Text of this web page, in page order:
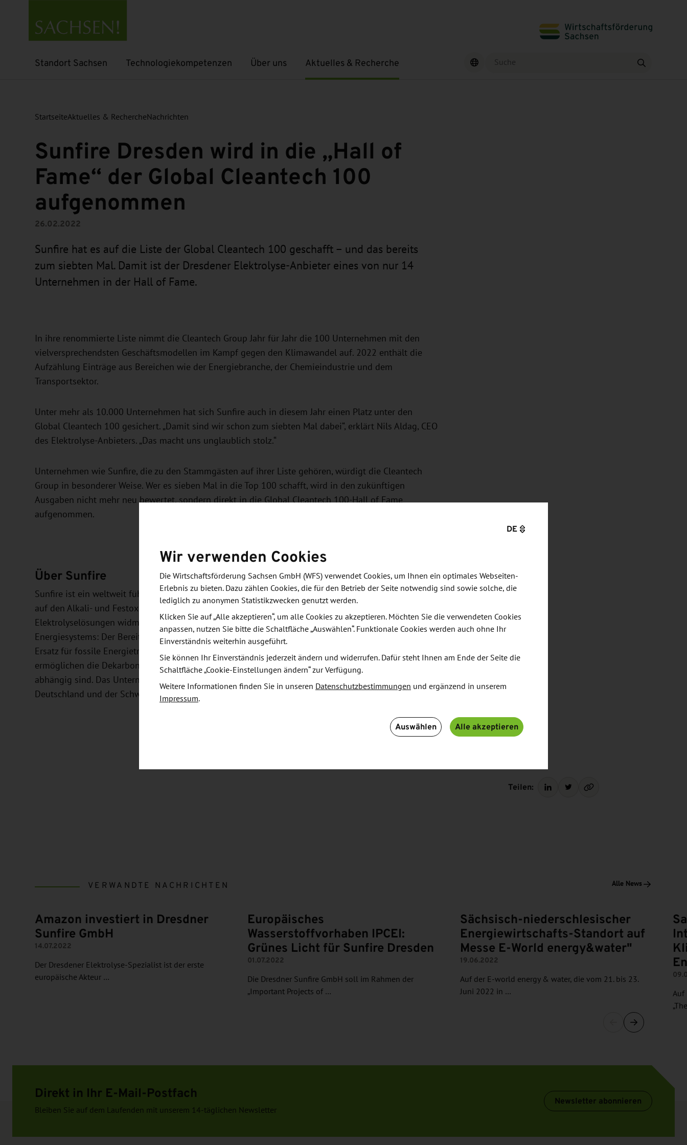
Standort Sachsen
Untermenü öffnen Technologiekompetenzen
Untermenü öffnen Über uns
Untermenü öffnenAktuelles & Recherche
Untermenü öffnen Finden
StartseiteAktuelles & RechercheNachrichten
Sunfire Dresden wird in die „Hall of
Fame“ der Global Cleantech 100
aufgenommen
26.02.2022
Sunfire hat es auf die Liste der Global Cleantech 100 geschafft – und das bereits
zum siebten Mal. Damit ist der Dresdener Elektrolyse-Anbieter eines von nur 14
Unternehmen in der Hall of Fame.
In ihre renommierte Liste nimmt die Cleantech Group Jahr für Jahr die 100 Unternehmen mit den
vielversprechendsten Geschäftsmodellen im Kampf gegen den Klimawandel auf. 2022 enthält die
Aufzählung Einträge aus Bereichen wie der Energiebranche, der Chemieindustrie und dem
Transportsektor.
Unter mehr als 10.000 Unternehmen hat sich Sunfire auch in diesem Jahr einen Platz unter den
Global Cleantech 100 gesichert. „Damit sind wir schon zum siebten Mal dabei“, erklärt Nils Aldag, CEO
des Elektrolyse-Anbieters. „Das macht uns unglaublich stolz.“
Unternehmen wie Sunfire, die zu den Stammgästen auf ihrer Liste gehören, würdigt die Cleantech
Group in besonderer Weise. Wer es sieben Mal in die Top 100 schafft, wird in den zukünftigen
Ausgaben nicht mehr neu bewertet, sondern direkt in die Global Cleantech 100-Hall of Fame
aufgenommen.
Über Sunfire
Sunfire ist ein weltweit führendes Elektrolyse-Unternehmen, das industrielle Elektrolyseure basierend
auf den Alkali- und Festoxidtechnologien (SOEC) entwickelt und produziert. Mit seinen
Elektrolyselösungen widmet sich Sunfire der zentralen Herausforderung des heutigen
Energiesystems: Der Bereitstellung von grünem Wasserstoff und Synthesegas als klimaneutraler
Ersatz für fossile Energieträger. Sunfires innovative und erprobte Elektrolysetechnologien
ermöglichen die Dekarbonisierung industrieller Sektoren, die heute noch von Öl, Gas oder Kohle
abhängig sind. Das Unternehmen beschäftigt mehr als 350 Mitarbeitende an Standorten in
Deutschland und der Schweiz.
Teilen:
VERWANDTE NACHRICHTEN Alle News
Amazon investiert in Dresdner
Sunfire GmbH
14.07.2022
Der Dresdener Elektrolyse-Spezialist ist der erste
europäische Akteur …
Europäisches
Wasserstoffvorhaben IPCEI:
Grünes Licht für Sunfire Dresden
01.07.2022
Die Dresdner Sunfire GmbH soll im Rahmen der
„Important Projects of …
Sächsisch-niederschlesischer
Energiewirtschafts-Standort auf
Messe E-World energy&water"
19.06.2022
Auf der E-world energy & water, die vom 21. bis 23.
Juni 2022 in …
Auf
Direkt in Ihr E-Mail-Postfach
Bleiben Sie auf dem Laufenden mit unserem 14-täglichen Newsletter
Newsletter abonnieren
DE
Wir verwenden Cookies
Die Wirtschaftsförderung Sachsen GmbH (WFS) verwendet Cookies, um Ihnen ein optimales Webseiten-
Erlebnis zu bieten. Dazu zählen Cookies, die für den Betrieb der Seite notwendig sind sowie solche, die
lediglich zu anonymen Statistikzwecken genutzt werden.
Klicken Sie auf „Alle akzeptieren“, um alle Cookies zu akzeptieren. Möchten Sie die verwendeten Cookies
anpassen, nutzen Sie bitte die Schaltfläche „Auswählen“. Funktionale Cookies werden auch ohne Ihr
Einverständnis weiterhin ausgeführt.
Sie können Ihr Einverständnis jederzeit ändern und widerrufen. Dafür steht Ihnen am Ende der Seite die
Schaltfläche „Cookie-Einstellungen ändern“ zur Verfügung.
Weitere Informationen finden Sie in unseren Datenschutzbestimmungen und ergänzend in unserem
Impressum.
Auswählen Alle akzeptieren